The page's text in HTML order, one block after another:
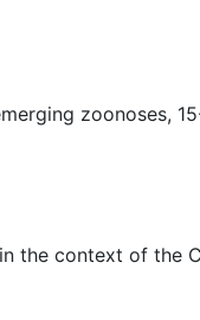
zoonoses,
the context of the